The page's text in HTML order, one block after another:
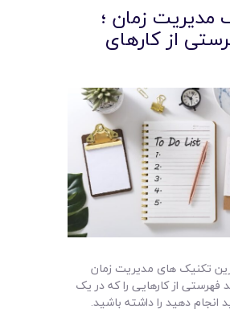
مدیریت زمان ؛
از کارهای
تکنیک های مدیریت زمان
فهرستی از کارهایی را که در یک
انجام دهید را داشته باشید.